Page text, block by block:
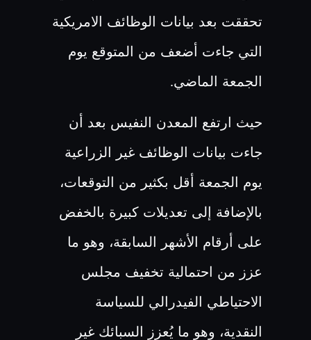
تحققت بعد بيانات الوظائف الامريكية
التي جاءت أضعف من المتوقع يوم
الجمعة الماضي.
حيث ارتفع المعدن النفيس بعد أن
جاءت بيانات الوظائف غير الزراعية
يوم الجمعة أقل بكثير من التوقعات،
بالإضافة إلى تعديلات كبيرة بالخفض
على أرقام الأشهر السابقة، وهو ما
عزز من احتمالية تخفيف مجلس
الاحتياطي الفيدرالي للسياسة
النقدية، وهو ما يُعزز السبائك غير